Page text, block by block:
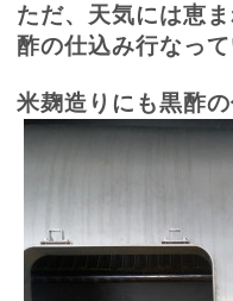
ただ、天気には恵
酢の仕込み行なって
米麹造りにも黒酢